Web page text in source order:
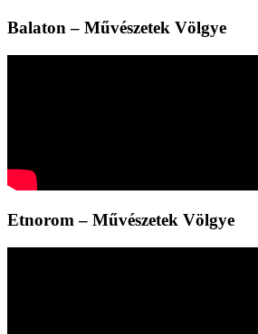
Balaton – Művészetek Völgye
Etnorom – Művészetek Völgye